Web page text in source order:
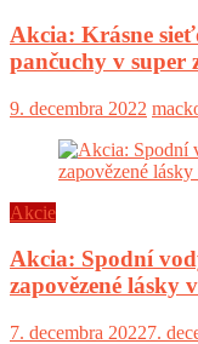
Akcia: Krásne
pančuchy v super
9. decembra 2022
Akcie
Akcia: Spodní
zapovězené lásky
7. decembra 20227.